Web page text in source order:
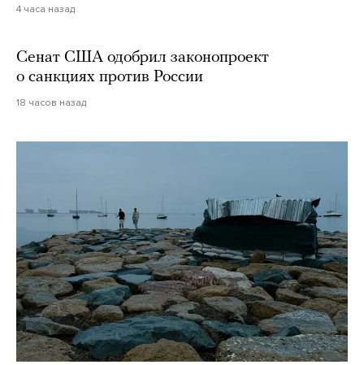
4 часа назад
Сенат США одобрил законопроект
о санкциях против России
18 часов назад